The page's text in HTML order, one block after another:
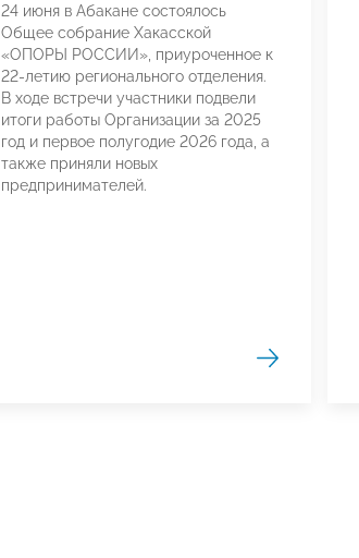
24 июня в Абакане состоялось
Общее собрание Хакасской
«ОПОРЫ РОССИИ», приуроченное к
22-летию регионального отделения.
В ходе встречи участники подвели
итоги работы Организации за 2025
год и первое полугодие 2026 года, а
также приняли новых
предпринимателей.